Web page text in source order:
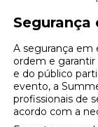
Segurança
A segurança em
ordem e
e do público
evento, a
profissionais de
acordo com a